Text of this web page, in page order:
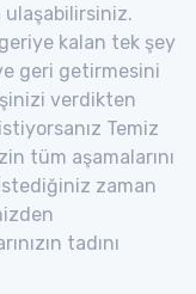
ulaşabilirsiniz.
kalan tek şey
geri getirmesini
verdikten
Temiz
tüm aşamalarını
zaman
tadını